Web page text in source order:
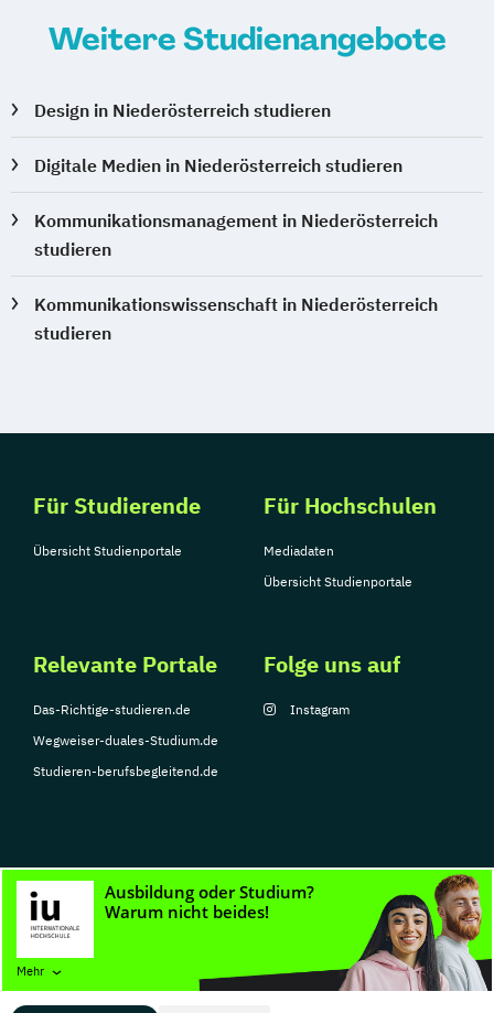
Mehr
Digital Media Production
TV & Media - Creation and Distribution
Gamified Reality Applications for Real-
world Challenges & Experiences
Interactive Technologies
Marketing & Kommunikation
Medienmanagement Medientechnik
PR & Kommunikationsmanagement
Werbung und Markenführung
Weitere Studienangebote
Design in Niederösterreich studieren
Digitale Medien in Niederösterreich studieren
Kommunikationsmanagement in Niederösterreich
studieren
Kommunikationswissenschaft in Niederösterreich
studieren
Für Studierende
Übersicht Studienportale
Für Hochschulen
Mediadaten
Übersicht Studienportale
Relevante Portale
Das-Richtige-studieren.de
Wegweiser-duales-Studium.de
Studieren-berufsbegleitend.de
Folge uns auf
Instagram
© Copyright 2026, TarGroup Media GmbH
Nutzungsbedingungen